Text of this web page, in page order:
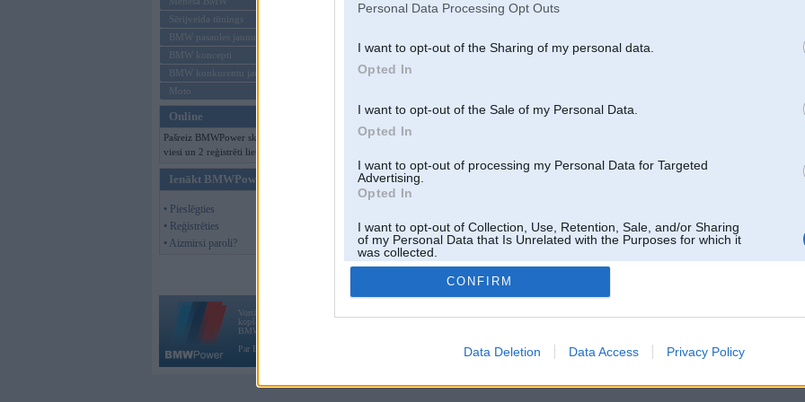
Personal Data Processing Opt Outs
I want to opt-out of the Sharing of my personal data.
Opted In
I want to opt-out of the Sale of my Personal Data.
Opted In
I want to opt-out of processing my Personal Data for Targeted
Advertising.
Opted In
I want to opt-out of Collection, Use, Retention, Sale, and/or Sharing
of my Personal Data that Is Unrelated with the Purposes for which it
was collected.
Opted Out
CONFIRM
Data Deletion Data Access Privacy Policy
Sērijveida tūnings
BMW pasaules jaunumi
BMW koncepti
BMW konkurentu jaunumi
Moto
Online
Pašreiz BMWPower skatās 186
viesi un 2 reģistrēti lietotāji.
Ienākt BMWPower
• Pieslēgties
• Reģistrēties
• Aizmirsi paroli?
Vortāls BMWPower.lv darbojas
kopš 2002. gada 14. maija. Tas nav auto klubs un nav saistīts ar
BMW AG.
Par BMWPower